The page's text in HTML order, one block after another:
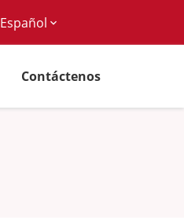
Español
Contáctenos